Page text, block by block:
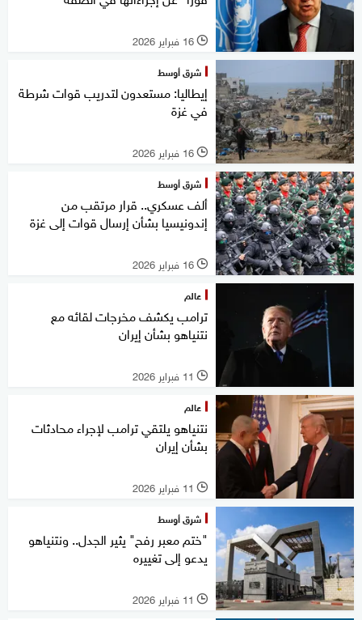
l 16 فبراير 2026
شرق أوسط
إيطاليا: مستعدون لتدريب قوات شرطة
في غزة
l 16 فبراير 2026
شرق أوسط
ألف عسكري.. قرار مرتقب من
إندونيسيا بشأن إرسال قوات إلى غزة
l 16 فبراير 2026
عالم
ترامب يكشف مخرجات لقائه مع
نتنياهو بشأن إيران
l 11 فبراير 2026
عالم
نتنياهو يلتقي ترامب لإجراء محادثات
بشأن إيران
l 11 فبراير 2026
شرق أوسط
"ختم معبر رفح" يثير الجدل.. ونتنياهو
يدعو إلى تغييره
l 11 فبراير 2026